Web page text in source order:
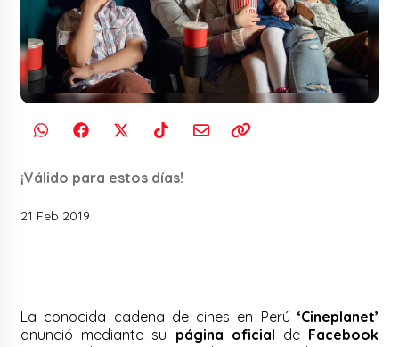
¡Válido para estos días!
21 Feb 2019
La conocida cadena de cines en Perú ‘Cineplanet’
anunció mediante su página oficial de Facebook